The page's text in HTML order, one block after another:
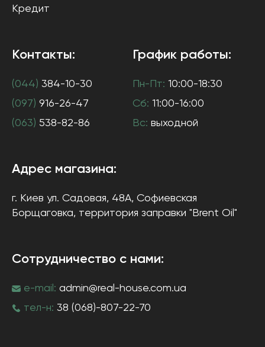
Кредит
Контакты:
(044) 384-10-30
(097) 916-26-47
(063) 538-82-86
График работы:
Пн-Пт: 10:00-18:30
Сб: 11:00-16:00
Вс: выходной
Адрес магазина:
г. Киев ул. Садовая, 48А, Софиевская
Борщаговка, территория заправки "Brent Oil"
Сотрудничество с нами:
e-mail: admin@real-house.com.ua
тел-н: 38 (068)-807-22-70